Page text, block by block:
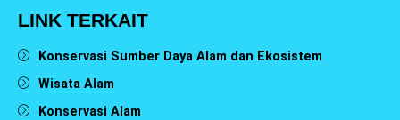
LINK TERKAIT
Konservasi Sumber Daya Alam dan Ekosistem
Wisata Alam
Konservasi Alam